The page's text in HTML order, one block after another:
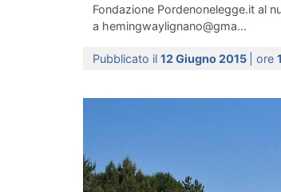
Fondazione Pordenonelegge.it al
a hemingwaylignano@gma...
Pubblicato il 12 Giugno 2015 | ore